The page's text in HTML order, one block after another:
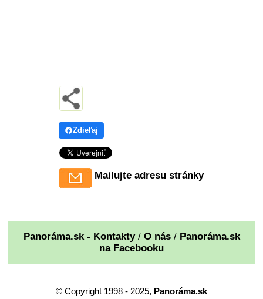
Zdieľaj
Mailujte adresu stránky
Panoráma.sk - Kontakty/ O nás/ Panoráma.sk
na Facebooku
© Copyright 1998 - 2025, Panoráma.sk